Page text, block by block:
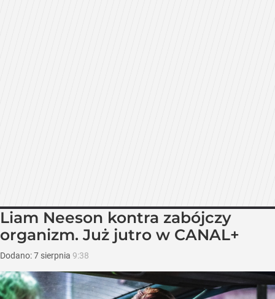
Liam Neeson kontra zabójczy
organizm. Już jutro w CANAL+
Dodano:7 sierpnia 9:38